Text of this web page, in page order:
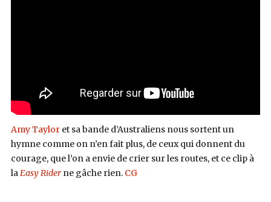
Amy Tayloret sa bande d’Australiens nous sortent un
hymne comme on n’en fait plus, de ceux qui donnent du
courage, que l’on a envie de crier sur les routes, et ce clip à
laEasy Riderne gâche rien. CG